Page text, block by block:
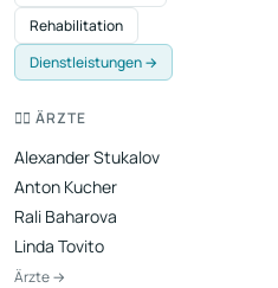
Rehabilitation
Dienstleistungen →
👨‍⚕️ ÄRZTE
Alexander Stukalov
Anton Kucher
Rali Baharova
Linda Tovito
Ärzte →